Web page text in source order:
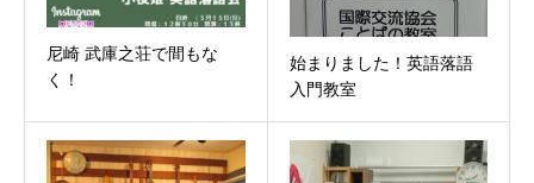
尼崎 武庫之荘で間もな
く！
始まりました！英語落語
入門教室